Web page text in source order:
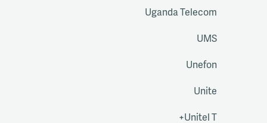
Uganda Telecom
UMS
Unefon
Unite
Unitel T+